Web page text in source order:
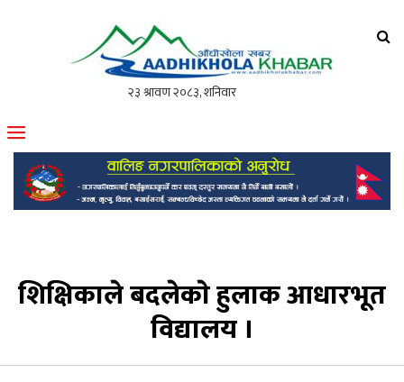
मोफसलकै लोकप्रिय अनलाइन पत्रिका
शिक्षिकाले बदलेकाे हुलाक आधारभूत
विद्यालय ।